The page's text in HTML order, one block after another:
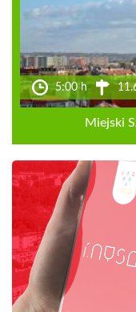
5:00 h
Miejski